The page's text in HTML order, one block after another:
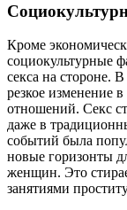
Кроме
социокультурные
секса на стороне.
резкое изменение
отношений. Секс
даже в
событий была
новые горизонты
женщин. Это
занятиями